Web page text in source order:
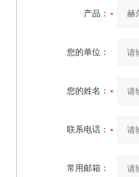
产品：
您的单位：
您的姓名：
联系电话：
常用邮箱：